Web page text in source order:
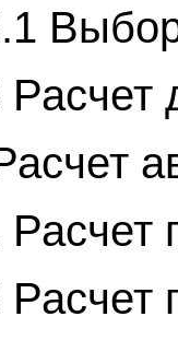
Расчет
Расчет
Расчет